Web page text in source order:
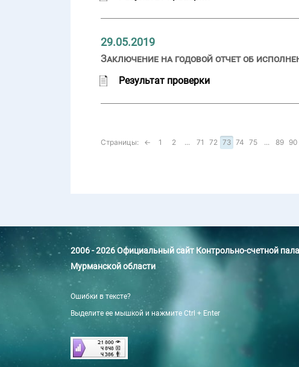
29.05.2019
Заключение на годовой отчет об
Результат проверки
Страницы: ← 1 2 ... 71 72 73 74 75 ... 89 90
2006 - 2026 Официальный сайт Контрольно-счетной
Мурманской области
Ошибки в тексте?
Выделите ее мышкой и нажмите Ctrl + Enter